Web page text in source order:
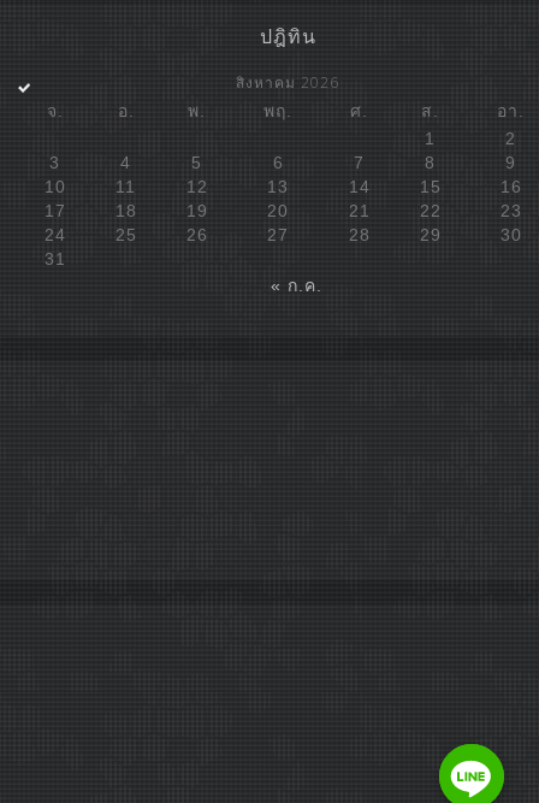
ปฎิทิน
สิงหาคม 2026
จ. อ. พ. พฤ. ศ. ส.
อา.
1
2
3
4 5 6 7 8
9
10
11 12 13 14 15
16
17
18 19 20 21 22
23
24
25 26 27 28 29
30
31
« ก.ค.